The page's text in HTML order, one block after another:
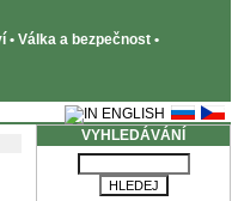
Válka a bezpečnost •
VYHLEDÁVÁNÍ